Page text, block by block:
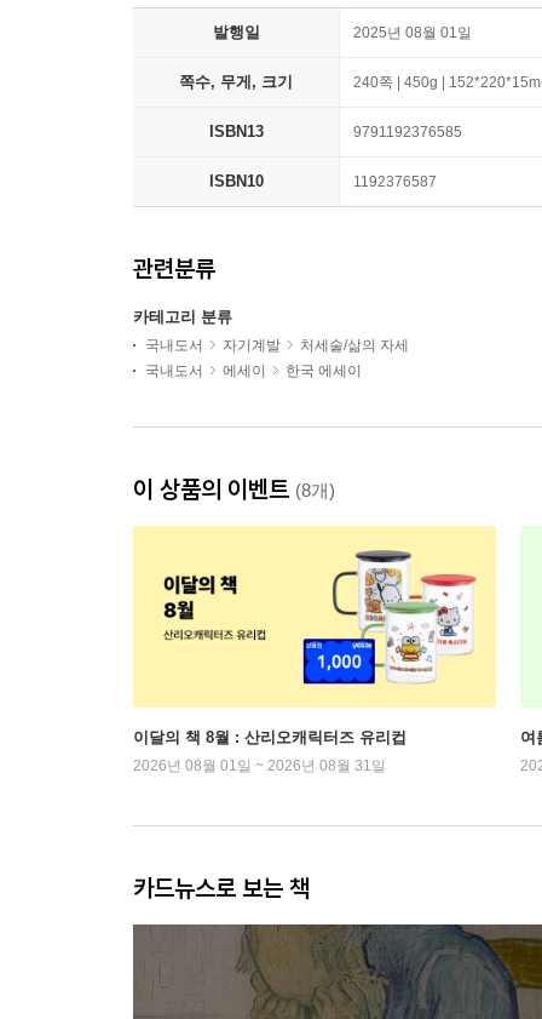
발행일 2025년 08월 01일
쪽수, 무게, 크기 240쪽 | 450g |
ISBN13 9791192376585
ISBN10 1192376587
관련분류
카테고리 분류
국내도서 자기계발
처세술/삶의 자세
국내도서
에세이 한국 에세이
이 상품의 이벤트 (8개)
이달의 책 8월 : 산리오캐릭터즈 유리컵
2026년 08월 01일 ~ 2026년 08월 31일
여
카드뉴스로 보는 책